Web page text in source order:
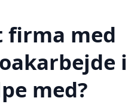
firma med
i
med?